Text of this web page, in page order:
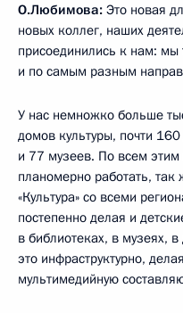
О.Любимова: Это новая
новых коллег, наших
присоединились к нам: мы
и по самым разным
У нас немножко больше
домов культуры, почти
и 77 музеев. По всем
планомерно работать,
«Культура» со всеми
постепенно делая и
в библиотеках, в музеях,
это инфраструктурно,
мультимедийную